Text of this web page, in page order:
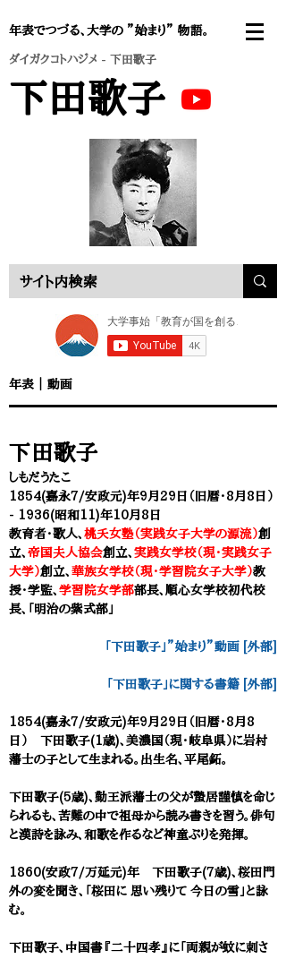
年表でつづる、大学の ”始まり” 物語。
ダイガクコトハジメ - 下田歌子
下田歌子
年表 ｜ 動画
下田歌子
しもだうたこ
1854(嘉永7/安政元)年9月29日（旧暦・8月8日）
- 1936(昭和11)年10月8日
教育者・歌人、 桃夭女塾（実践女子大学の源流）創
立、 帝国夫人協会創立、 実践女学校（現・実践女子
大学）創立、 華族女学校（現・学習院女子大学）教
授・学監、 学習院女学部部長、順心女学校初代校
長、「明治の紫式部」
「下田歌子」”始まり”動画 [外部]
「下田歌子」に関する書籍 [外部]
1854(嘉永7/安政元)年9月29日（旧暦・8月8
日） 下田歌子(1歳)、美濃国（現・岐阜県）に岩村
藩士の子として生まれる。出生名、平尾鉐。
下田歌子(5歳)、勤王派藩士の父が蟄居謹慎を命じ
られるも、苦難の中で祖母から読み書きを習う。俳句
と漢詩を詠み、和歌を作るなど神童ぶりを発揮。
1860(安政7/万延元)年 下田歌子(7歳)、桜田門
外の変を聞き、「桜田に 思い残りて 今日の雪」と詠
む。
下田歌子、中国書『二十四孝』に「両親が蚊に刺さ